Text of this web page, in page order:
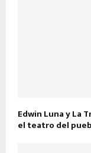
Edwin Luna y La
el teatro del